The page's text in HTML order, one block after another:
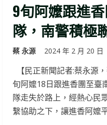
9旬阿嬤跟進
隊，南警積極
蔡 永源 2024 年 2 月 20 日
【民正新聞記者:蔡永源
旬阿嬤18日跟進香團至臺
隊走失於路上，經熱心民
繫協助之下，讓進香阿嬤